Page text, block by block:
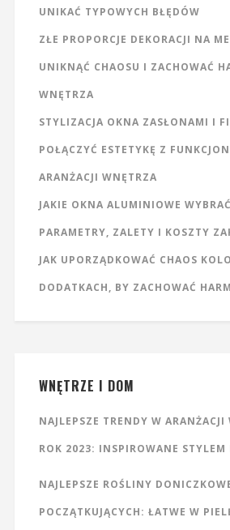
UNIKAĆ TYPOWYCH BŁĘDÓW
ZŁE PROPORCJE DEKORACJI NA
UNIKNĄĆ CHAOSU I ZACHOWAĆ
WNĘTRZA
STYLIZACJA OKNA ZASŁONAMI I
POŁĄCZYĆ ESTETYKĘ Z
ARANŻACJI WNĘTRZA
JAKIE OKNA ALUMINIOWE
PARAMETRY, ZALETY I KOSZTY
JAK UPORZĄDKOWAĆ CHAOS
DODATKACH, BY ZACHOWAĆ
WNĘTRZE I DOM
NAJLEPSZE TRENDY W
ROK 2023: INSPIROWANE STYLEM
NAJLEPSZE ROŚLINY
POCZĄTKUJĄCYCH: ŁATWE W